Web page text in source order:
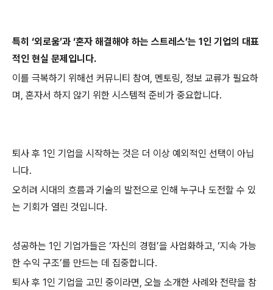
특히 ‘외로움’과 ‘혼자 해결해야 하는 스트레스’는 1인 기업의 대표
적인 현실 문제입니다.
이를 극복하기 위해선 커뮤니티 참여, 멘토링, 정보 교류가 필요하
며, 혼자서 하지 않기 위한 시스템적 준비가 중요합니다.
퇴사 후 1인 기업을 시작하는 것은 더 이상 예외적인 선택이 아닙
니다.
오히려 시대의 흐름과 기술의 발전으로 인해 누구나 도전할 수 있
는 기회가 열린 것입니다.
성공하는 1인 기업가들은 ‘자신의 경험’을 사업화하고, ‘지속 가능
한 수익 구조’를 만드는 데 집중합니다.
퇴사 후 1인 기업을 고민 중이라면, 오늘 소개한 사례와 전략을 참